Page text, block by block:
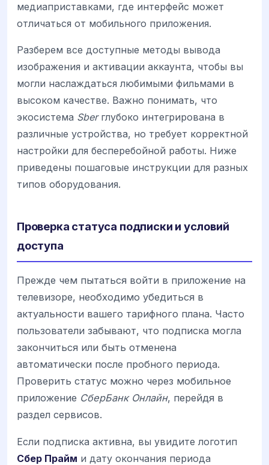
медиаприставками, где интерфейс может
отличаться от мобильного приложения.
Разберем все доступные методы вывода
изображения и активации аккаунта, чтобы вы
могли наслаждаться любимыми фильмами в
высоком качестве. Важно понимать, что
экосистема Sberглубоко интегрирована в
различные устройства, но требует корректной
настройки для бесперебойной работы. Ниже
приведены пошаговые инструкции для разных
типов оборудования.
Проверка статуса подписки и условий
доступа
Прежде чем пытаться войти в приложение на
телевизоре, необходимо убедиться в
актуальности вашего тарифного плана. Часто
пользователи забывают, что подписка могла
закончиться или быть отменена
автоматически после пробного периода.
Проверить статус можно через мобильное
приложение СберБанк Онлайн, перейдя в
раздел сервисов.
Если подписка активна, вы увидите логотип
Сбер Прайм и дату окончания периода